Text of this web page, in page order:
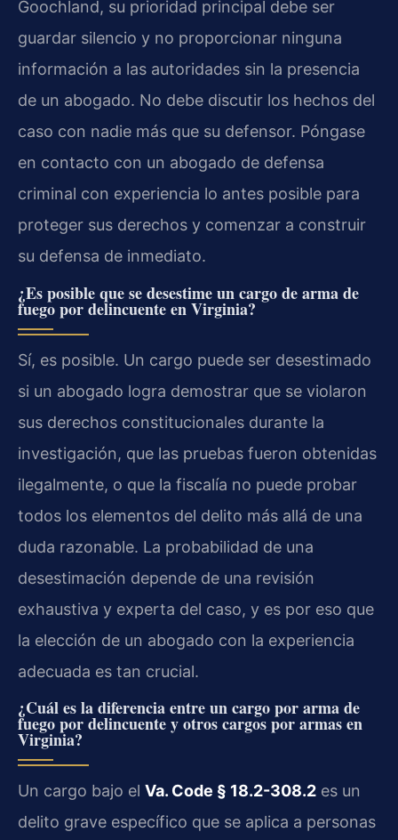
Goochland, su prioridad principal debe ser
guardar silencio y no proporcionar ninguna
información a las autoridades sin la presencia
de un abogado. No debe discutir los hechos del
caso con nadie más que su defensor. Póngase
en contacto con un abogado de defensa
criminal con experiencia lo antes posible para
proteger sus derechos y comenzar a construir
su defensa de inmediato.
¿Es posible que se desestime un cargo de arma de
fuego por delincuente en Virginia?
Sí, es posible. Un cargo puede ser desestimado
si un abogado logra demostrar que se violaron
sus derechos constitucionales durante la
investigación, que las pruebas fueron obtenidas
ilegalmente, o que la fiscalía no puede probar
todos los elementos del delito más allá de una
duda razonable. La probabilidad de una
desestimación depende de una revisión
exhaustiva y experta del caso, y es por eso que
la elección de un abogado con la experiencia
adecuada es tan crucial.
¿Cuál es la diferencia entre un cargo por arma de
fuego por delincuente y otros cargos por armas en
Virginia?
Un cargo bajo el Va. Code § 18.2-308.2 es un
delito grave específico que se aplica a personas